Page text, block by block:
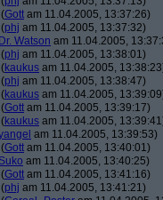
(Gott am 11.04.2005, 13:37:26)
(phj am 11.04.2005, 13:37:32)
Dr. Watson am 11.04.2005,
(phj am 11.04.2005, 13:38:01)
(kaukus am 11.04.2005,
(phj am 11.04.2005, 13:38:47)
(kaukus am 11.04.2005,
(Gott am 11.04.2005, 13:39:17)
(kaukus am 11.04.2005,
am 11.04.2005, 13:39:53)
(Gott am 11.04.2005, 13:40:01)
Suko am 11.04.2005, 13:40:25)
(Gott am 11.04.2005, 13:41:16)
(phj am 11.04.2005, 13:41:21)